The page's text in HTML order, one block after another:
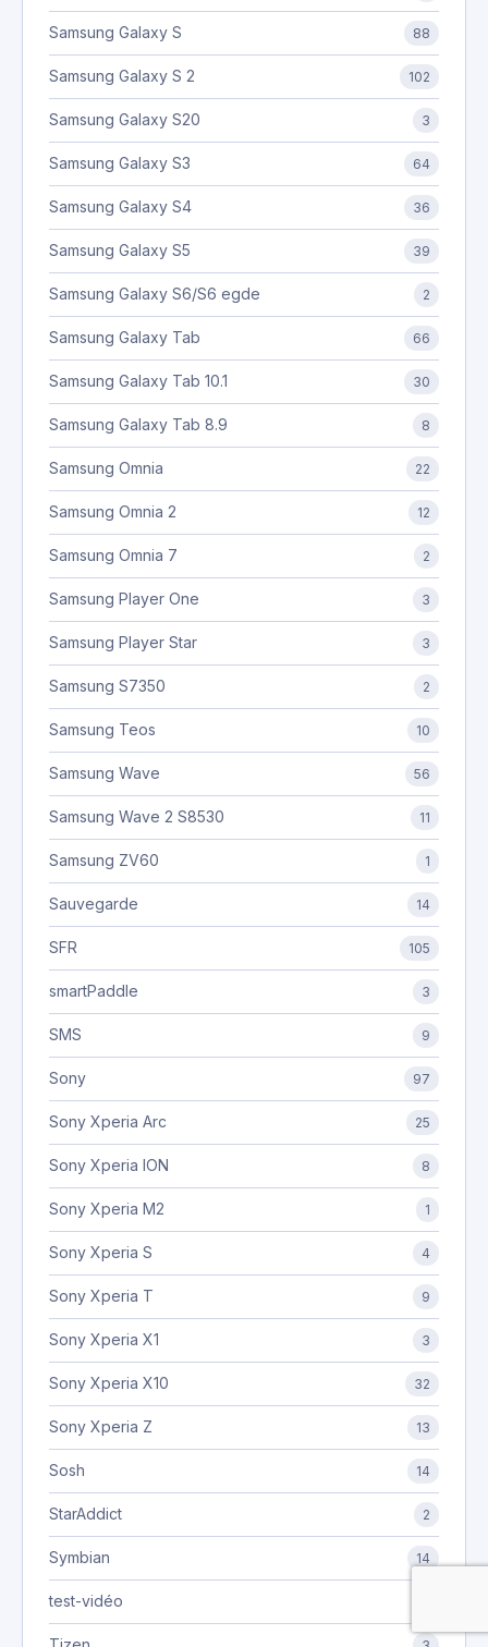
Samsung Galaxy S 88
Samsung Galaxy S 2 102
Samsung Galaxy S20 3
Samsung Galaxy S3 64
Samsung Galaxy S4 36
Samsung Galaxy S5 39
Samsung Galaxy S6/S6 egde 2
Samsung Galaxy Tab 66
Samsung Galaxy Tab 10.1 30
Samsung Galaxy Tab 8.9 8
Samsung Omnia 22
Samsung Omnia 2 12
Samsung Omnia 7 2
Samsung Player One 3
Samsung Player Star 3
Samsung S7350 2
Samsung Teos 10
Samsung Wave 56
Samsung Wave 2 S8530 11
Samsung ZV60 1
Sauvegarde 14
SFR 105
smartPaddle 3
SMS 9
Sony 97
Sony Xperia Arc 25
Sony Xperia ION 8
Sony Xperia M2 1
Sony Xperia S 4
Sony Xperia T 9
Sony Xperia X1 3
Sony Xperia X10 32
Sony Xperia Z 13
Sosh 14
StarAddict 2
Symbian 14
test-vidéo